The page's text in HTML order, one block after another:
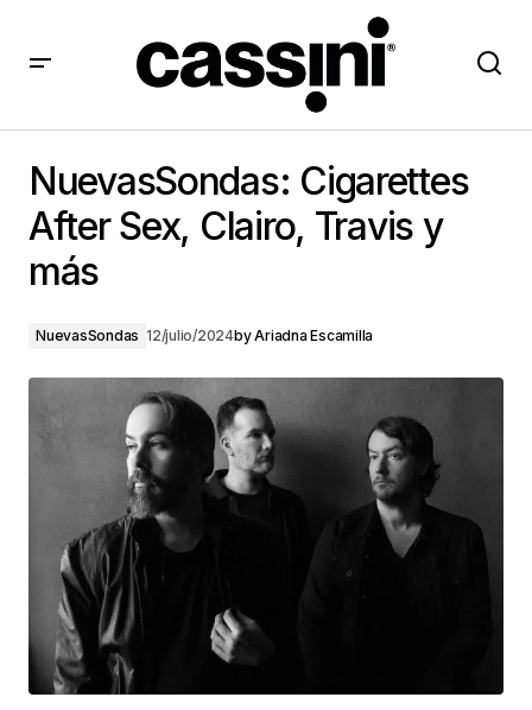
NuevasSondas: Cigarettes
After Sex, Clairo, Travis y
más
NuevasSondas 12/julio/2024byAriadna Escamilla